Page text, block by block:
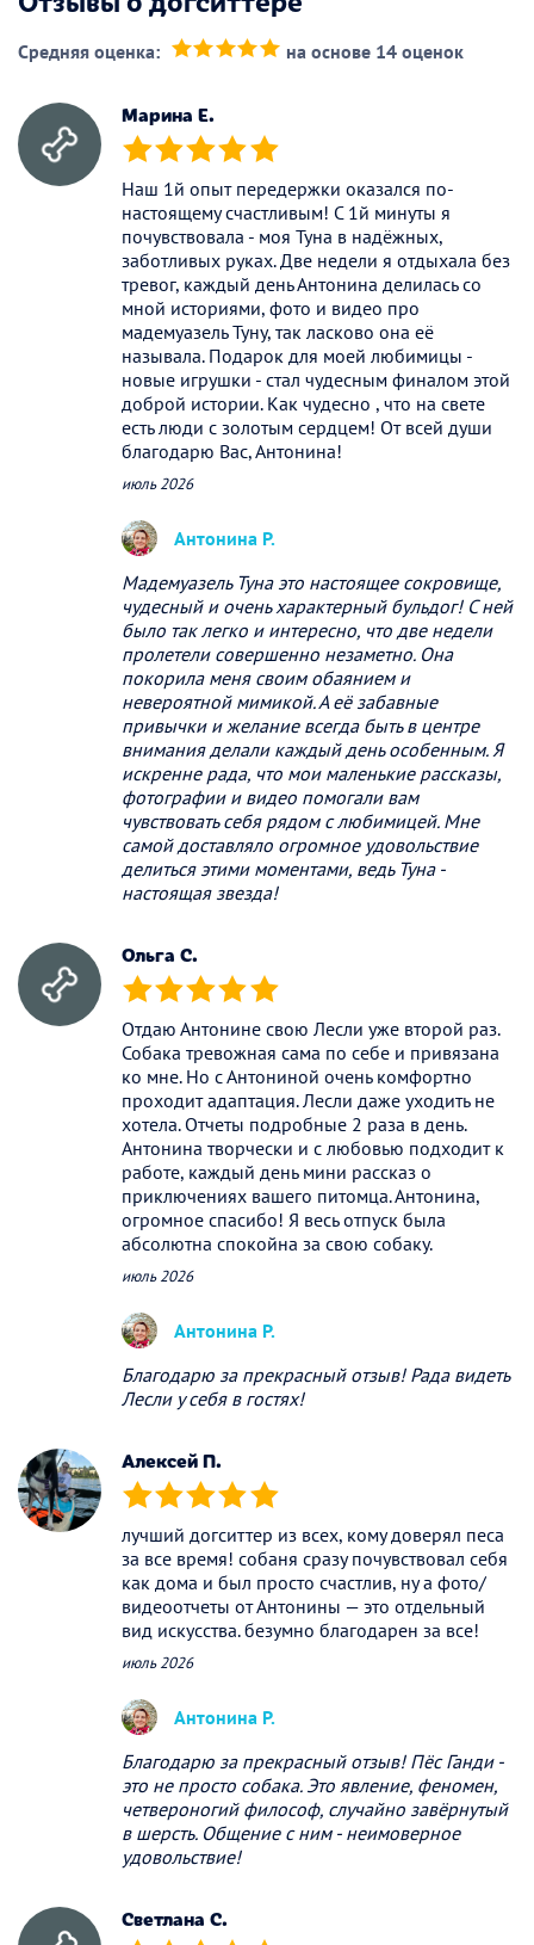
Средняя оценка: на основе 14 оценок
Марина Е.
(*) (*) (*) (*) (*)
Наш 1й опыт передержки оказался по-
настоящему счастливым! С 1й минуты я
почувствовала - моя Туна в надёжных,
заботливых руках. Две недели я отдыхала без
тревог, каждый день Антонина делилась со
мной историями, фото и видео про
мадемуазель Туну, так ласково она её
называла. Подарок для моей любимицы -
новые игрушки - стал чудесным финалом этой
доброй истории. Как чудесно , что на свете
есть люди с золотым сердцем! От всей души
благодарю Вас, Антонина!
июль 2026
Антонина Р.
Мадемуазель Туна это настоящее сокровище,
чудесный и очень характерный бульдог! С ней
было так легко и интересно, что две недели
пролетели совершенно незаметно. Она
покорила меня своим обаянием и
невероятной мимикой. А её забавные
привычки и желание всегда быть в центре
внимания делали каждый день особенным. Я
искренне рада, что мои маленькие рассказы,
фотографии и видео помогали вам
чувствовать себя рядом с любимицей. Мне
самой доставляло огромное удовольствие
делиться этими моментами, ведь Туна -
настоящая звезда!
Ольга С.
(*) (*) (*) (*) (*)
Отдаю Антонине свою Лесли уже второй раз.
Собака тревожная сама по себе и привязана
ко мне. Но с Антониной очень комфортно
проходит адаптация. Лесли даже уходить не
хотела. Отчеты подробные 2 раза в день.
Антонина творчески и с любовью подходит к
работе, каждый день мини рассказ о
приключениях вашего питомца. Антонина,
огромное спасибо! Я весь отпуск была
абсолютна спокойна за свою собаку.
июль 2026
Антонина Р.
Благодарю за прекрасный отзыв! Рада видеть
Лесли у себя в гостях!
Алексей П.
(*) (*) (*) (*) (*)
лучший догситтер из всех, кому доверял песа
за все время! собаня сразу почувствовал себя
как дома и был просто счастлив, ну а фото/
видеоотчеты от Антонины — это отдельный
вид искусства. безумно благодарен за все!
июль 2026
Антонина Р.
Благодарю за прекрасный отзыв! Пёс Ганди -
это не просто собака. Это явление, феномен,
четвероногий философ, случайно завёрнутый
в шерсть. Общение с ним - неимоверное
удовольствие!
Светлана С.